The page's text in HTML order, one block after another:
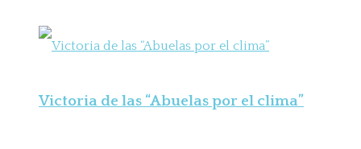
Victoria de las “Abuelas por el clima”